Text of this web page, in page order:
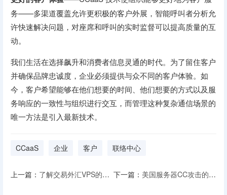
务——多渠道覆盖允许更积极的客户外展，智能呼叫者分析允
许快速解决问题，对座席和呼叫的实时监督可以提高质量的互
动。
我们生活在选择飙升和消费者信息灵通的时代。为了留住客户
并确保品牌忠诚度，企业必须提供与众不同的客户体验。如
今，客户希望能够在他们想要的时间、他们想要的方式以及服
务响应的一致性与组织进行交互，而管理这种复杂通信场景的
唯一方法是引入最新技术。
CCaaS 企业 客户 联络中心
上一篇： 了解交易外汇VPS的优点 下一篇： 美国服务器CC攻击的原理及防御